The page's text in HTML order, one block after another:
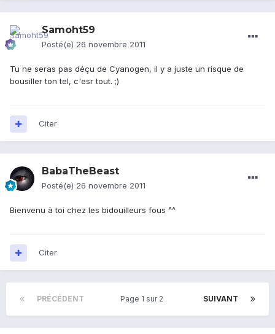
Samoht59
Posté(e) 26 novembre 2011
Tu ne seras pas déçu de Cyanogen, il y a juste un risque de
bousiller ton tel, c'esr tout. ;)
Citer
BabaTheBeast
Posté(e) 26 novembre 2011
Bienvenu à toi chez les bidouilleurs fous ^^
Citer
PRÉCÉDENT SUIVANT
Page 1 sur 2